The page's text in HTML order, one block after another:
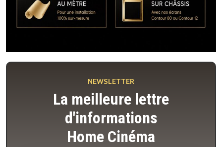
NEWSLETTER
La meilleure lettre
d'informations
Home Cinéma